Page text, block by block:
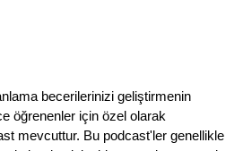
becerilerinizi geliştirmenin
öğrenenler için özel olarak
mevcuttur. Bu podcast'ler genellikle